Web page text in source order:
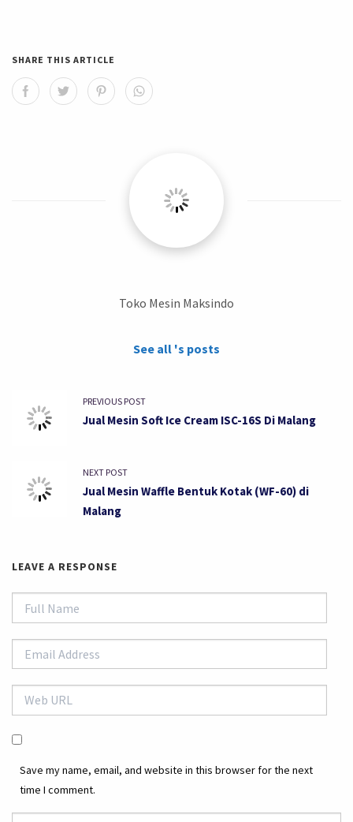
SHARE THIS ARTICLE
Toko Mesin Maksindo
See all 's posts
PREVIOUS POST
Jual Mesin Soft Ice Cream ISC-16S Di Malang
NEXT POST
Jual Mesin Waffle Bentuk Kotak (WF-60) di
Malang
LEAVE A RESPONSE
Save my name, email, and website in this browser for the next
time I comment.